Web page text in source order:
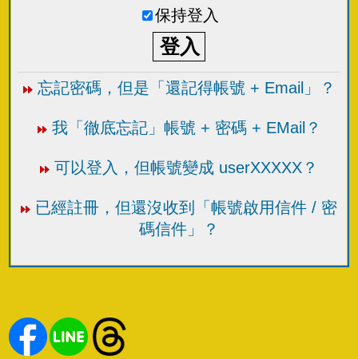
保持登入
忘記密碼，但是「還記得帳號 + Email」？
我「徹底忘記」帳號 + 密碼 + EMail？
可以登入，但帳號變成 userXXXXX？
已經註冊，但還沒收到「帳號啟用信件 / 密
碼信件」？